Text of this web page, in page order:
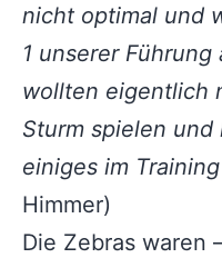
nicht optimal und
1 unserer
wollten eigentlich
Sturm spielen
einiges im
Himmer)
Die Zebras waren